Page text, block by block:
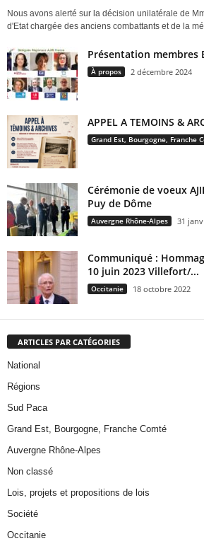
Nous avons alerté sur la décision unilatérale de
d'Etat chargée des anciens combattants et de la
Présentation membres
À propos 2 décembre 2024
APPEL A TEMOINS &
Grand Est, Bourgogne, Franche
Cérémonie de voeux
Puy de Dôme
Auvergne Rhône-Alpes 31
Communiqué :
10 juin 2023 Villefort/...
Occitanie 18 octobre 2022
ARTICLES PAR CATÉGORIES
National
Régions
Sud Paca
Grand Est, Bourgogne, Franche Comté
Auvergne Rhône-Alpes
Non classé
Lois, projets et propositions de lois
Société
Occitanie